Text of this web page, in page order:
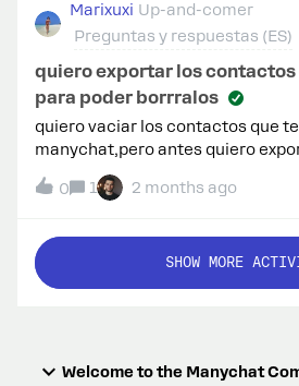
Marixuxi Up-and-comer
Preguntas y respuestas (ES)
quiero exportar los contactos
para poder borrralos
quiero vaciar los contactos que
manychat,pero antes quiero
perder la informacion. alquien
0
1 2 months ago
SHOW MORE
Welcome to the Manychat